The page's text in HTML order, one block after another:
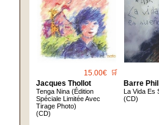
15.00€ 🛒
Jacques Thollot
Tenga Nina (Édition
Spéciale Limitée Avec
Tirage Photo)
(CD)
Barre
La Vida Es
(CD)